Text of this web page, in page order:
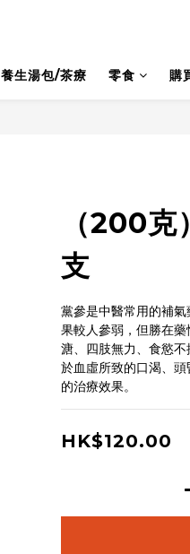
養生湯包/茶療 零食 購
（200
支
黨參是中醫常用的補
果較人參弱，但勝在
溏、四肢無力、食慾
於血虛所致的口渴、
的治療效果。
HK$120.00